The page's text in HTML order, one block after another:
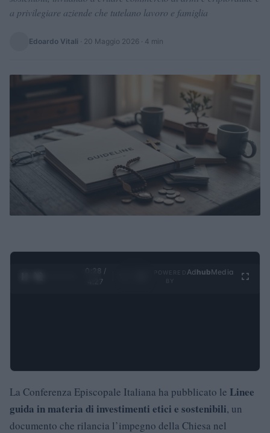
a privilegiare aziende che tutelano lavoro e famiglia
Edoardo Vitali · 20 Maggio 2026 · 4 min
0:29 /
4:27
Ad hubMedia
La Conferenza Episcopale Italiana ha pubblicato le Linee
guida in materia di investimenti etici e sostenibili, un
documento che rilancia l’impegno della Chiesa nel